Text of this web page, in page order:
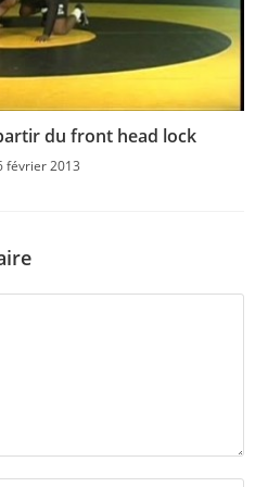
du front head lock
février 2013